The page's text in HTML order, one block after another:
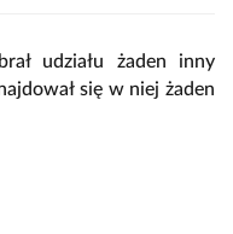
udziału żaden inny
się w niej żaden